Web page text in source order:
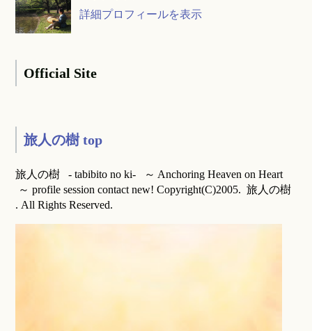
詳細プロフィールを表示
Official Site
旅人の樹 top
旅人の樹 - tabibito no ki- ～ Anchoring Heaven on Heart
～ profile session contact new! Copyright(C)2005. 旅人の樹
. All Rights Reserved.